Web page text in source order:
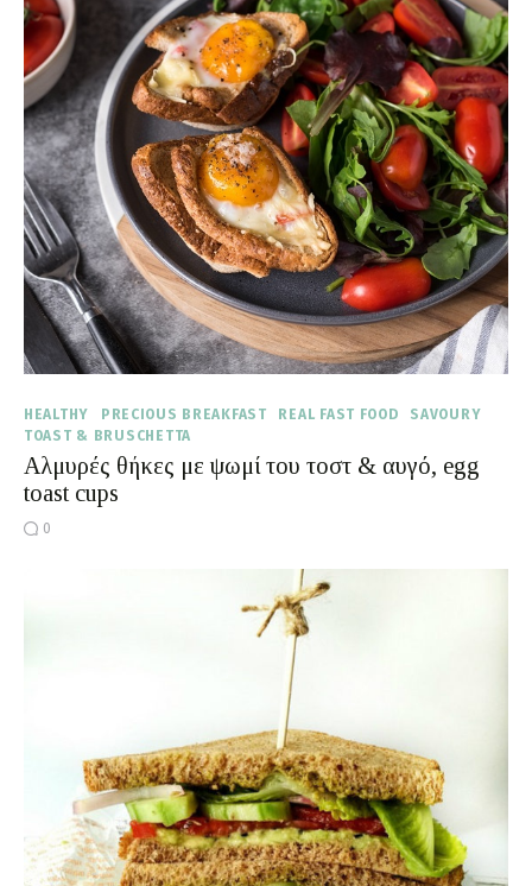
Επικοινωνία
Συνεργασίες
Moments of Mine
FAQ
HEALTHY PRECIOUS BREAKFAST REAL FAST FOOD
SAVOURY
TOAST & BRUSCHETTA
Αλμυρές θήκες με ψωμί του τοστ & αυγό, egg
toast cups
0